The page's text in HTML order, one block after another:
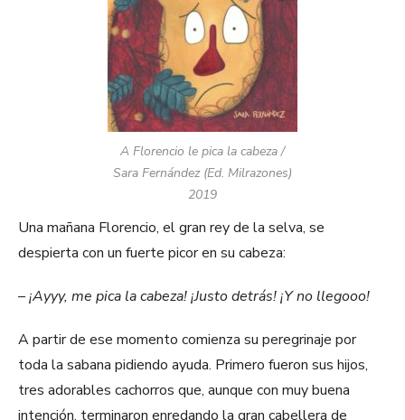
A Florencio le pica la cabeza /
Sara Fernández (Ed. Milrazones)
2019
Una mañana Florencio, el gran rey de la selva, se
despierta con un fuerte picor en su cabeza:
– ¡Ayyy, me pica la cabeza! ¡Justo detrás! ¡Y no llegooo!
A partir de ese momento comienza su peregrinaje por
toda la sabana pidiendo ayuda. Primero fueron sus hijos,
tres adorables cachorros que, aunque con muy buena
intención, terminaron enredando la gran cabellera de